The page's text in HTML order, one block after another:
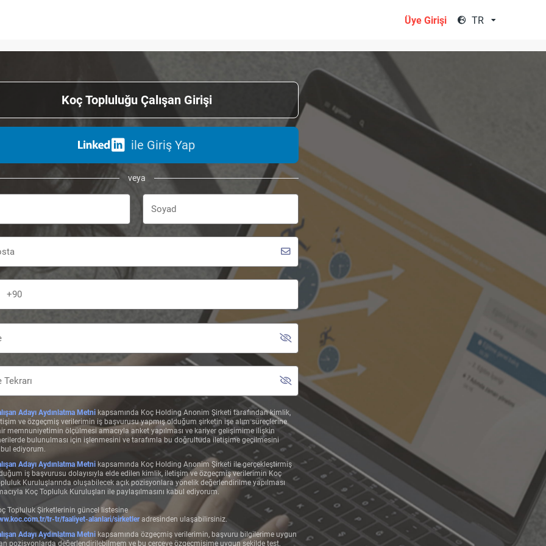
Üye Girişi TR
Koç Topluluğu Çalışan Girişi
ile Giriş Yap
veya
Adayı Aydınlatma Metni kapsamında Koç Holding Anonim Şirketi tarafından kimlik,
ve özgeçmiş verilerimin iş başvurusu yapmış olduğum şirketin işe alım süreçlerine
memnuniyetimin ölçülmesi amacıyla anket yapılması ve kariyer gelişimime ilişkin
bulunulması için işlenmesini ve tarafımla bu doğrultuda iletişime geçilmesini
ediyorum.
Adayı Aydınlatma Metni kapsamında Koç Holding Anonim Şirketi ile gerçekleştirmiş
iş başvurusu dolayısıyla elde edilen kimlik, iletişim ve özgeçmiş verilerimin Koç
Kuruluşlarında oluşabilecek açık pozisyonlara yönelik değerlendirilme yapılması
Koç Topluluk Kuruluşları ile paylaşılmasını kabul ediyorum.
Topluluk Şirketlerinin güncel listesine
tr-tr/faaliyet-alanlari/sirketleradresinden ulaşabilirsiniz.
Adayı Aydınlatma Metni kapsamında özgeçmiş verilerimin, başvuru bilgilerime uygun
pozisyonlarda değerlendirilebilmem ve bu çerçeve özgeçmişime uygun şekilde test,